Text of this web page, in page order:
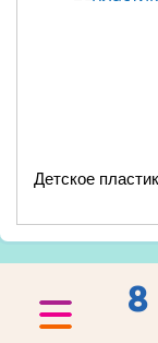
Детское
8